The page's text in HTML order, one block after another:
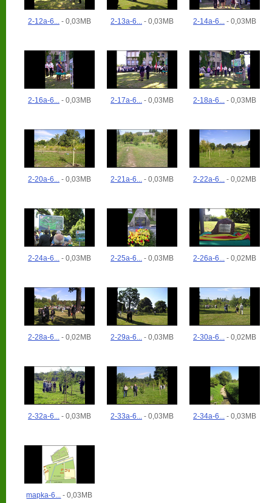
2-12a-6... - 0,03MB 2-13a-6... - 0,03MB 2-14a-6... - 0,03MB
2-16a-6... - 0,03MB 2-17a-6... - 0,03MB 2-18a-6... - 0,03MB
2-20a-6... - 0,03MB 2-21a-6... - 0,03MB 2-22a-6... - 0,02MB
2-24a-6... - 0,03MB 2-25a-6... - 0,03MB 2-26a-6... - 0,02MB
2-28a-6... - 0,02MB 2-29a-6... - 0,03MB 2-30a-6... - 0,02MB
2-32a-6... - 0,03MB 2-33a-6... - 0,03MB 2-34a-6... - 0,03MB
mapka-6... - 0,03MB